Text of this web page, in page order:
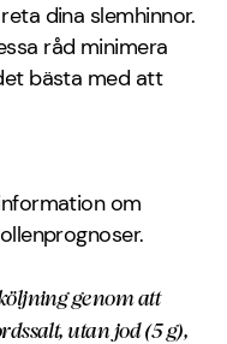
dina slemhinnor.
råd minimera
bästa med att
om
genom att
utan jod (5 g),